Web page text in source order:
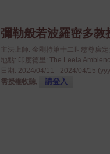
彌勒般若波羅密多
主法上師: 金剛持第十二世慈尊廣
地點: 印度德里: The Leela
日期: 2024/04/11 - 2024/04/15
需授權收聽,
請登入